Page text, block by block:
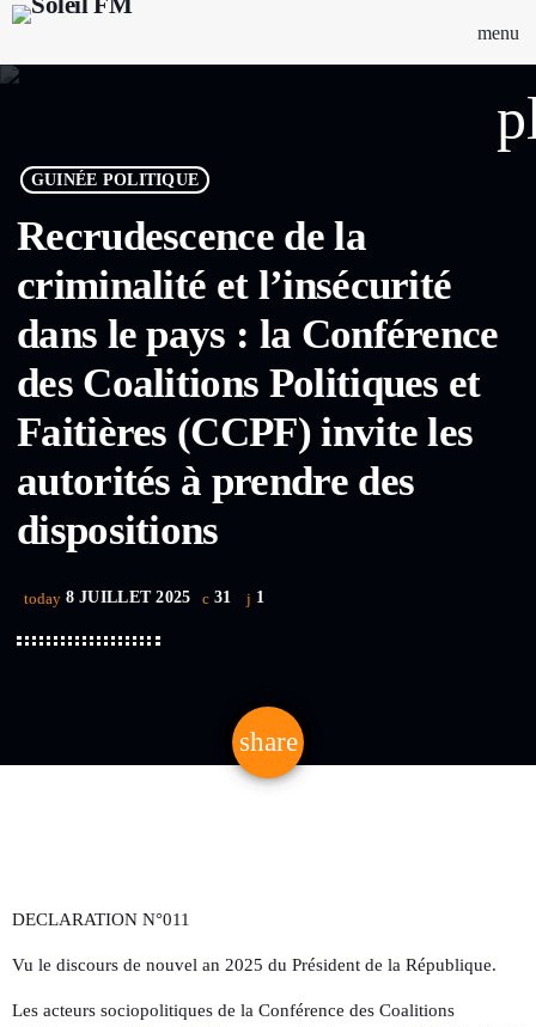
menu
GUINÉE POLITIQUE
Recrudescence de la
criminalité et l’insécurité
dans le pays : la Conférence
des Coalitions Politiques et
Faitières (CCPF) invite les
autorités à prendre des
dispositions
today 8 JUILLET 2025 31 1
share
email
DECLARATION N°011
Vu le discours de nouvel an 2025 du Président de la République.
Les acteurs sociopolitiques de la Conférence des Coalitions